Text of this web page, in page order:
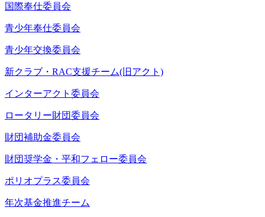
国際奉仕委員会
青少年奉仕委員会
青少年交換委員会
新クラブ・RAC支援チーム(旧アクト)
インターアクト委員会
ロータリー財団委員会
財団補助金委員会
財団奨学金・平和フェロー委員会
ポリオプラス委員会
年次基金推進チーム